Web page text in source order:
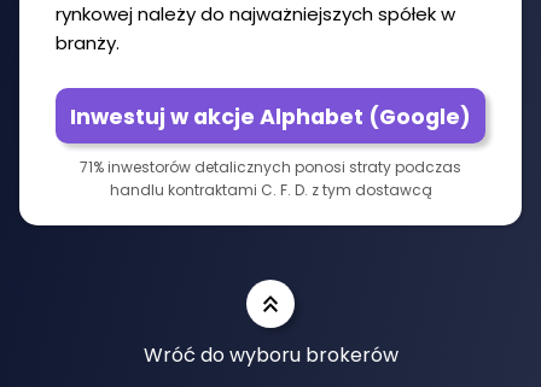
rynkowej należy do najważniejszych spółek w
branży.
Inwestuj w akcje Alphabet (Google)
71% inwestorów detalicznych ponosi straty podczas
handlu kontraktami C. F. D. z tym dostawcą
Wróć do wyboru brokerów